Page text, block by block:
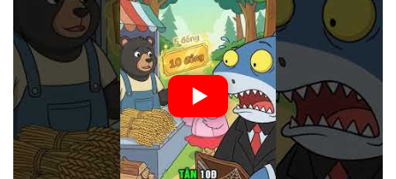
lâm nghiệp tối ưu hoá chuỗi cung ứng và kiểm soát lợi nhuận.
🎥 Xem video trực tiếp tại:
Nguồn: Cú Thông Thái